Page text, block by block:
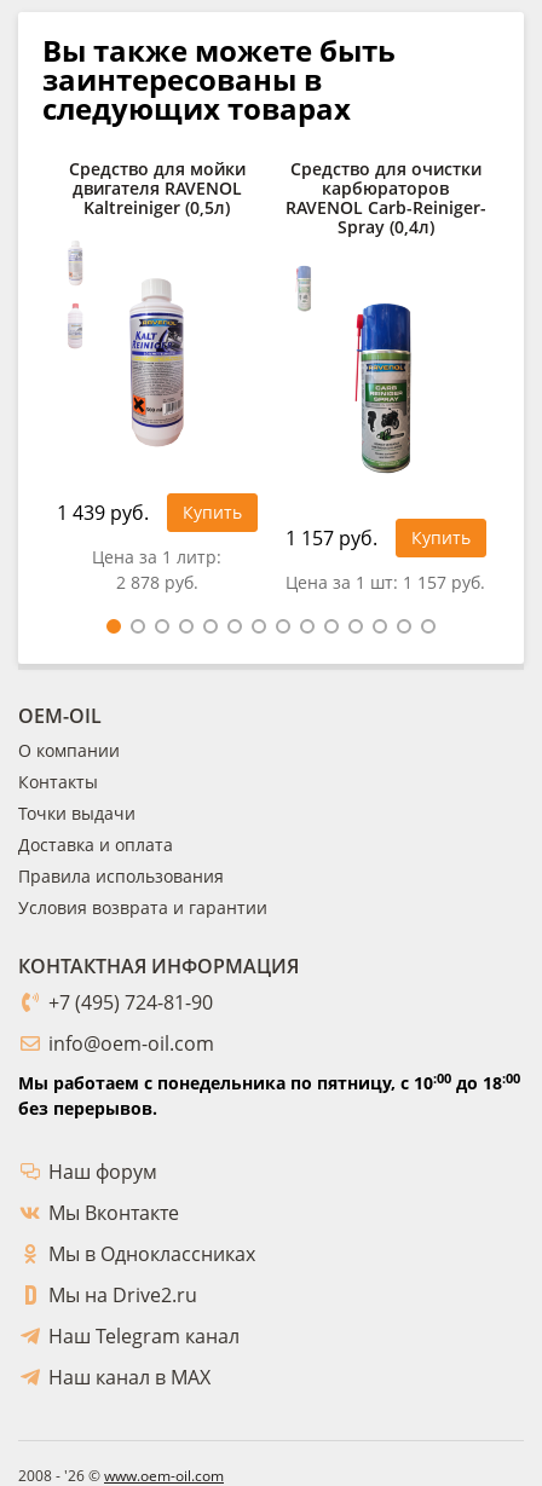
Вы также можете быть
заинтересованы в
следующих товарах
Средство для мойки
двигателя RAVENOL
Kaltreiniger (0,5л)
1 439 руб.
Купить
Цена за 1 литр:
2 878 руб.
Средство для очистки
карбюраторов
RAVENOL Carb-Reiniger-
Spray (0,4л)
1 157 руб.
Купить
Цена за 1 шт: 1 157 руб.
OEM-OIL
О компании
Контакты
Точки выдачи
Доставка и оплата
Правила использования
Условия возврата и гарантии
КОНТАКТНАЯ ИНФОРМАЦИЯ
+7 (495) 724-81-90
info@oem-oil.com
Мы работаем с понедельника по пятницу, с 10:00 до 18:00
без перерывов.
Наш форум
Мы Вконтакте
Мы в Одноклассниках
Мы на Drive2.ru
Наш Telegram канал
Наш канал в MAX
2008 - '26 ©www.oem-oil.com